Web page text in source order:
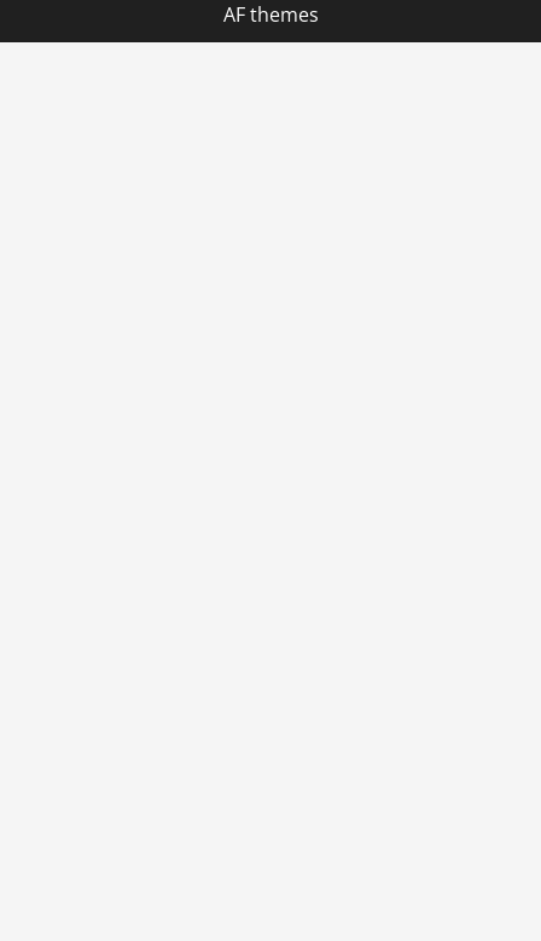
AF themes